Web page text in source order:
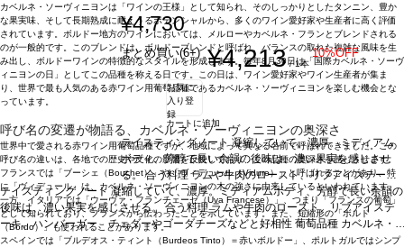
カベルネ・ソーヴィニヨンは「ワインの王様」として知られ、そのしっかりとしたタンニン、豊か
な果実味、そして長期熟成に耐えうるポテンシャルから、多くのワイン愛好家や生産者に高く評価
されています。ボルドー地方のワインにおいては、メルローやカベルネ・フランとブレンドされる
のが一般的です。このブレンドは、ボルドーブレンドと呼ばれ、バランスの取れた複雑な風味を生
み出し、ボルドーワインの特徴的なスタイルを形成します。毎年8月30日は「国際カベルネ・ソーヴ
ィニヨンの日」としてこの品種を称える日です。この日は、ワイン愛好家やワイン生産者が集ま
り、世界で最も人気のある赤ワイン用葡萄品種であるカベルネ・ソーヴィニヨンを楽しむ機会とな
っています。
呼び名の変遷が物語る、カベルネ・ソーヴィニヨンの奥深さ
世界中で愛される赤ワイン用葡萄品種ですが、地域によって異なる名前で呼ばれてきました。この
呼び名の違いは、各地での歴史や文化の影響を反映しており、この品種の奥深さを感じさせます。
フランスでは「ブーシェ（Bouchet）」や「ヴィデュール（Vidure）」と呼ばれることがあり、特
に「ヴィデュール」は、カベルネ・ソーヴィニヨンの木の強さに由来しているといわれています。
一方、イタリアでは「ウーヴァ・フランチェーゼ（Uva Francese）」、つまり「フランスの葡萄」
として知られており、フランスから伝わったことを示しています。また、短縮形の「ボルド
（Bordo）」も使われることがあります。
スペインでは「ブルデオス・ティント（Burdeos Tinto）＝赤いボルドー」、ポルトガルではシンプ
¥4,730
まとめ買い(6+) ¥4,213/ 1本
10%OFF
お気に
入り登
録
カートに追加
テイスティングノート凝縮していて、濃厚。ミディアム
ボディ、芳醇で長い余韻の後味は、濃い果実を感じさせ
る。合う料理ラムや牛肉のロースト、リブアイステー
キ、ハンバーガー、チェダーやゴーダチーズなどと好相性
葡萄品種カベルネ・ソーヴィニヨン、メルロー*本ヴィン
テージが在庫切れの場合、在庫があり価格が同様の場合は
自動的に次のヴィンテージに変更されます、ご了承くださ
テイスティングノート凝縮していて、濃厚。ミディアムボディ、芳醇で長い余韻の
後味は、濃い果実を感じさせる。合う料理ラムや牛肉のロースト、リブアイステ
ーキ、ハンバーガー、チェダーやゴーダチーズなどと好相性 葡萄品種 カベルネ・
ソーヴィニヨン、メルロー*本ヴィンテージが在庫切れの場合、在庫があり価格が